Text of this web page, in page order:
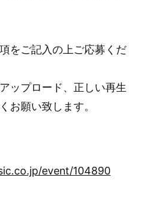
をご記入の上ご応募くだ
ップロード、正しい再生
お願い致します。
event/104890